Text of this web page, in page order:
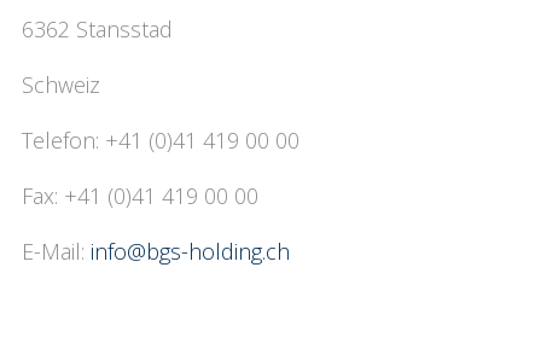
6362 Stansstad
Schweiz
Telefon: +41 (0)41 419 00 00
Fax: +41 (0)41 419 00 00
E-Mail: info@bgs-holding.ch